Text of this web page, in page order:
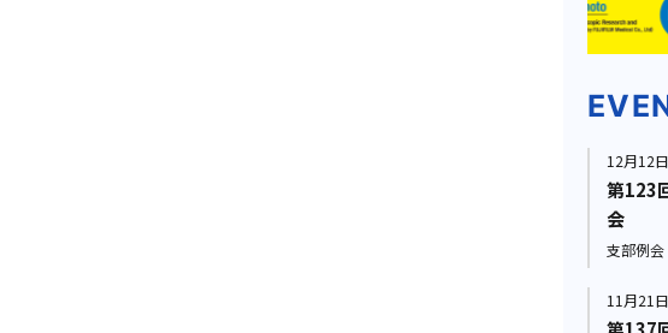
12月12
第123
会
支部例会
11月21